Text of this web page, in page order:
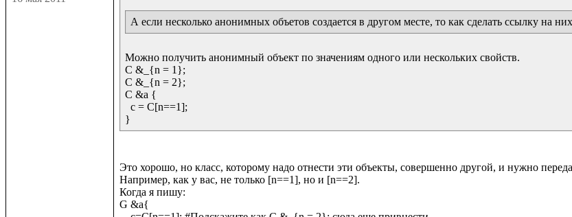
А если несколько анонимных объетов создается в другом месте, то как сделать ссылку на
Можно получить анонимный объект по значениям одного или нескольких свойств.
C &_{n = 1};
C &_{n = 2};
C &a {
Это хорошо, но класс, которому надо отнести эти объекты, совершенно другой, и нужно
Например, как у вас, не только [n==1], но и [n==2].
Когда я пишу:
G &a{